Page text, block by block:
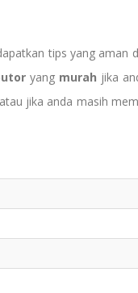
tips yang
yang murah jika
jika anda masih